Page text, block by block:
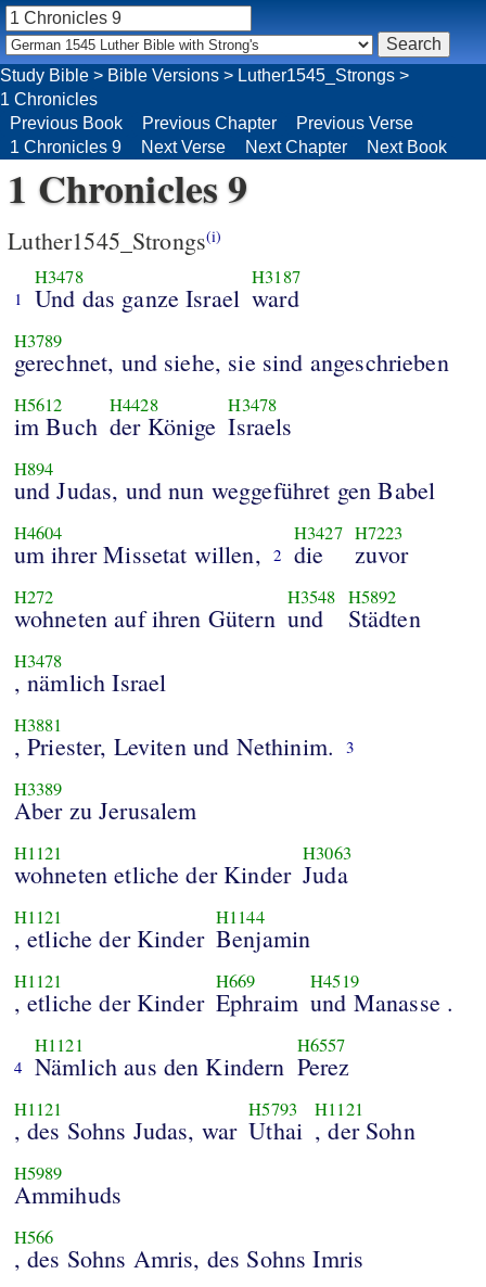
Study Bible > Bible Versions > Luther1545_Strongs >
1 Chronicles
Previous Book
Previous Chapter
Previous Verse
1 Chronicles 9
Next Verse Next Chapter Next Book
1 Chronicles 9
Luther1545_Strongs(i)
1
H3478
Und das ganze Israel
H3187
ward
H3789
gerechnet, und siehe, sie sind angeschrieben
H5612
im Buch
H4428
der Könige
H3478
Israels
H894
und Judas, und nun weggeführet gen Babel
H4604
um ihrer Missetat willen, 2
H3427
die
H7223
zuvor
H272
wohneten auf ihren Gütern
H3548
und
H5892
Städten
H3478
, nämlich Israel
H3881
, Priester, Leviten und Nethinim. 3
H3389
Aber zu Jerusalem
H1121
wohneten etliche der Kinder
H3063
Juda
H1121
, etliche der Kinder
H1144
Benjamin
H1121
, etliche der Kinder
H669
Ephraim
H4519
und Manasse .
4
H1121
Nämlich aus den Kindern
H6557
Perez
H1121
, des Sohns Judas, war
H5793
Uthai
H1121
, der Sohn
H5989
Ammihuds
H566
, des Sohns Amris, des Sohns Imris